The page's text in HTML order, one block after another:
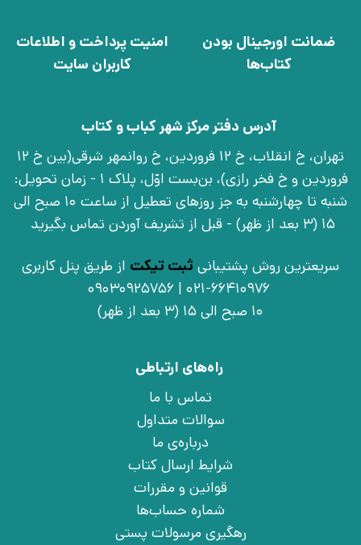
ضمانت اورجینال بودن
کتاب‌ها
امنیت پرداخت و اطلاعات
کاربران سایت
آدرس دفتر مرکز شهر کباب و کتاب
تهران، خ انقلاب، خ 12 فروردین، خ روانمهر شرقی(بین خ 12
فروردین و خ فخر رازی)، بن‌بست اوّل، پلاک 1 - زمان تحویل:
شنبه تا چهارشنبه به جز روزهای تعطیل از ساعت 10 صبح الی
15 (3 بعد از ظهر) - قبل از تشریف آوردن تماس بگیرید
سریعترین روش پشتیبانی ثبت تیکت از طریق پنل کاربری
021-66410976 | 09030925756
10 صبح الی 15 (3 بعد از ظهر)
راه‌های ارتباطی
تماس با ما
سوالات متداول
درباره‌ی ما
شرایط ارسال کتاب
قوانین و مقررات
شماره حساب‌ها
رهگیری مرسولات پستی